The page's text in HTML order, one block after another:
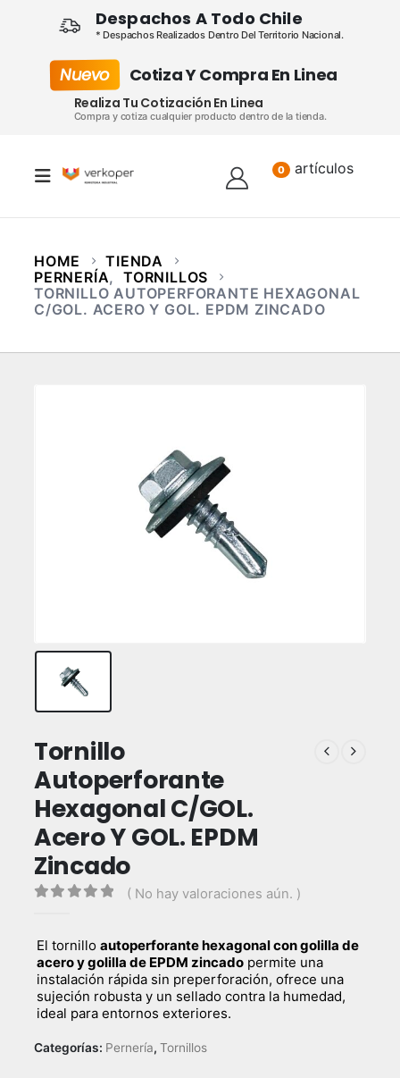
Despachos A Todo Chile
* Despachos Realizados Dentro Del Territorio Nacional.
Nuevo Cotiza Y Compra En Linea
Realiza Tu Cotización En Linea
Compra y cotiza cualquier producto dentro de la tienda.
0 artículos
HOME
TIENDA
PERNERÍA, TORNILLOS
TORNILLO AUTOPERFORANTE HEXAGONAL
C/GOL. ACERO Y GOL. EPDM ZINCADO
Tornillo
Autoperforante
Hexagonal C/GOL.
Acero Y GOL. EPDM
Zincado
( No hay valoraciones aún. )
El tornilloautoperforante hexagonal con golilla de
acero y golilla de EPDM zincado permite una
instalación rápida sin preperforación, ofrece una
sujeción robusta y un sellado contra la humedad,
ideal para entornos exteriores.
Categorías: Pernería, Tornillos